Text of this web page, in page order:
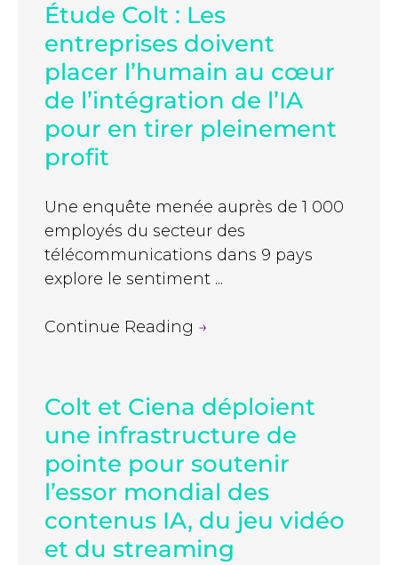
Étude Colt : Les
entreprises doivent
placer l’humain au cœur
de l’intégration de l’IA
pour en tirer pleinement
profit
Une enquête menée auprès de 1 000
employés du secteur des
télécommunications dans 9 pays
explore le sentiment ...
Continue Reading →
Colt et Ciena déploient
une infrastructure de
pointe pour soutenir
l’essor mondial des
contenus IA, du jeu vidéo
et du streaming